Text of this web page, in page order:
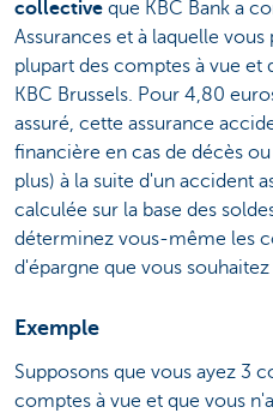
collective que KBC Bank a
Assurances et à laquelle
plupart des comptes à vue et
KBC Brussels. Pour 4,80
assuré, cette assurance
financière en cas de décès
plus) à la suite d'un accident
calculée sur la base des
déterminez vous-même les
d'épargne que vous souhaitez
Exemple
Supposons que vous ayez 3
comptes à vue et que vous